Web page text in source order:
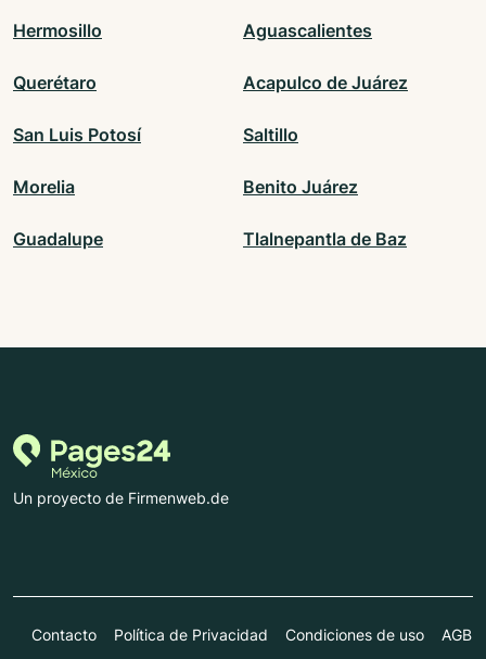
Hermosillo Aguascalientes
Querétaro Acapulco de Juárez
San Luis Potosí Saltillo
Morelia Benito Juárez
Guadalupe Tlalnepantla de Baz
Un proyecto de Firmenweb.de
Contacto Política de Privacidad Condiciones de uso
AGB